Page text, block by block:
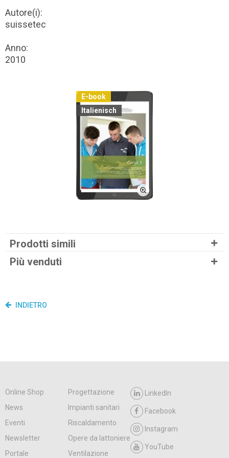
Autore(i):
suissetec
Anno:
2010
E-book
Italienisch
Prodotti simili
Più venduti
INDIETRO
Online Shop
Progettazione
News
Impianti sanitari
Eventi
Riscaldamento
Newsletter
Opere da lattoniere
Portale
Ventilazione
LinkedIn
Facebook
Instagram
YouTube